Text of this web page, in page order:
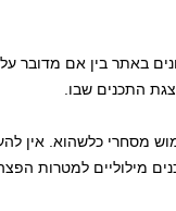
בין אם מדובר על
התכנים שבו.
מסחרי כלשהוא. אין
מילוליים למטרות